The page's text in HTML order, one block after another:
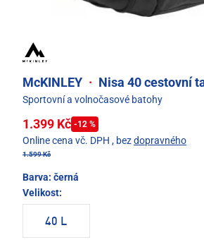
McKINLEY · Nisa 40 cestovní
Sportovní a volnočasové batohy
1.399 Kč -12 %
Online cena vč. DPH , bezdopravného
1.599 Kč
Barva: černá
Velikost:
40 L